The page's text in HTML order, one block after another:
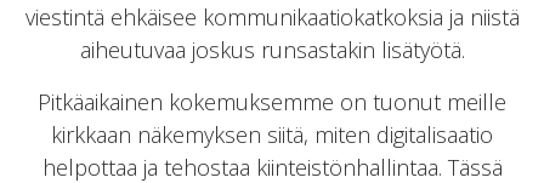
viestintä ehkäisee kommunikaatiokatkoksia ja niistä
aiheutuvaa joskus runsastakin lisätyötä.
Pitkäaikainen kokemuksemme on tuonut meille
kirkkaan näkemyksen siitä, miten digitalisaatio
helpottaa ja tehostaa kiinteistönhallintaa. Tässä